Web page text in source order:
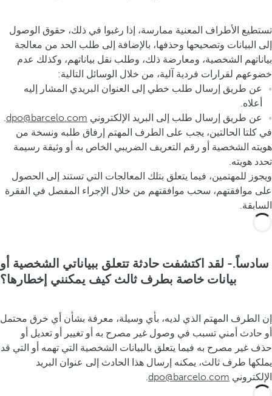
تستطيع الأطراف المعنية ممارسة، إذا رغبوا في ذلك، حقوق الوصول
إلى البيانات وتصحيحها وحذفها، بالإضافة إلى طلب الحد من معالجة
بياناتهم الشخصية، ومعارضة ذلك، وطلب نقل بياناتهم، وكذلك عدم
خضوعهم لقرارات فردية آلية، من خلال الوسائل التالية:
عن طريق إرسال طلب خطي إلى العنوان البريدي المشار إليه
أعلاه.
عن طريق إرسال طلب إلى البريد الإلكتروني dpo@barcelo.com
.
في كلتا الحالتين، يجب على الطرف المهتم إرفاق طلبه ونسخة من
هويته الشخصية أو رقم التعريف الضريبي الخاص به أو وثيقة رسيمة
تحدد هويته.
ويجوز للمهتمين، فيما يتعلق بتلك المعالجات التي تستند إلى الحصول
على موافقتهم، سحب موافقتهم من خلال الإجراء المفصل في الفقرة
السابقة.
سادساً.- لقد اكتشفت حادثة تتعلق ببياناتي الشخصية أو
بيانات خاصة بطرف ثالث كيف يمكنني إخطارها؟
إن الطرف المهتم الذي لديه، بأي وسيلة، معرفة بشأن أي خرق محتمل
أو حادث أمني تسبب في وصول غير مصرح به أو تغيير أو تعديل أو
حذف غير مصرح به فيما يتعلق بالبيانات الشخصية التي تهمه أو التي قد
يملكها طرف ثالث، يمكنه إرسال هذا الحادث إلى عنوان البريد
الإلكتروني dpo@barcelo.com
.